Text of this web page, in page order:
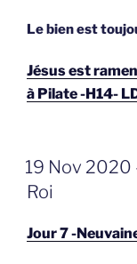
Le bien est
Jésus est
à Pilate -H14-
GEPLAATST
OP
19 Nov 2020
Roi
Jour 7 -